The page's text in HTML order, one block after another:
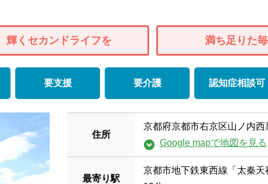
輝くセカンドライフを 満ち足りた
要支援 要介護 認知症相談可
住所
京都府京都市右京区山ノ内西
Google mapで地図を見る
最寄り駅
京都市地下鉄東西線「太秦天